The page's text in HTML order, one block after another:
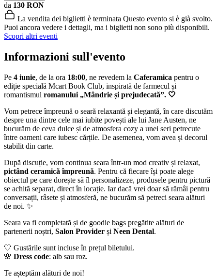
da 130 RON
La vendita dei biglietti è terminata Questo evento si è già svolto.
Puoi ancora vedere i dettagli, ma i biglietti non sono più disponibili.
Scopri altri eventi
Informazioni sull'evento
Pe 4 iunie, de la ora 18:00, ne revedem la Caferamica pentru o
ediție specială Mcart Book Club, inspirată de farmecul și
romantismul romanului „Mândrie și prejudecată”. 🤍
Vom petrece împreună o seară relaxantă și elegantă, în care discutăm
despre una dintre cele mai iubite povești ale lui Jane Austen, ne
bucurăm de ceva dulce și de atmosfera cozy a unei seri petrecute
între oameni care iubesc cărțile. De asemenea, vom avea și decorul
stabilit din carte.
După discuție, vom continua seara într-un mod creativ și relaxat,
pictând ceramică împreună. Pentru că fiecare își poate alege
obiectul pe care dorește să îl personalizeze, produsele pentru pictură
se achită separat, direct în locație. Iar dacă vrei doar să rămâi pentru
conversații, râsete și atmosferă, ne bucurăm să petreci seara alături
de noi. ✨
Seara va fi completată și de goodie bags pregătite alături de
partenerii noștri, Salon Provider și Neen Dental.
🤍 Gustările sunt incluse în prețul biletului.
🌸 Dress code: alb sau roz.
Te așteptăm alături de noi!